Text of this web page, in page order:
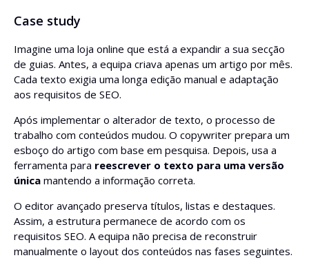
Case study
Imagine uma loja online que está a expandir a sua secção
de guias. Antes, a equipa criava apenas um artigo por mês.
Cada texto exigia uma longa edição manual e adaptação
aos requisitos de SEO.
Após implementar o alterador de texto, o processo de
trabalho com conteúdos mudou. O copywriter prepara um
esboço do artigo com base em pesquisa. Depois, usa a
ferramenta para reescrever o texto para uma versão
única mantendo a informação correta.
O editor avançado preserva títulos, listas e destaques.
Assim, a estrutura permanece de acordo com os
requisitos SEO. A equipa não precisa de reconstruir
manualmente o layout dos conteúdos nas fases seguintes.